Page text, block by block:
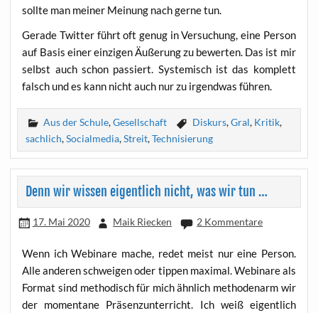
soll­te man mei­ner Mei­nung nach ger­ne tun.
Gera­de Twit­ter führt oft genug in Ver­su­chung, eine Per­son
auf Basis einer ein­zi­gen Äuße­rung zu bewer­ten. Das ist mir
selbst auch schon pas­siert. Sys­te­misch ist das kom­plett
falsch und es kann nicht auch nur zu irgend­was führen.
Aus der Schule,Gesellschaft Diskurs,Gral, Kritik,
sachlich,Socialmedia,Streit,Technisierung
Denn wir wissen eigentlich nicht, was wir tun …
17. Mai 2020 Maik Riecken 2 Kommentare
Wenn ich Web­i­na­re mache, redet meist nur eine Per­son.
Alle ande­ren schwei­gen oder tip­pen maxi­mal. Web­i­na­re als
For­mat sind metho­disch für mich ähn­lich metho­den­arm wir
der momen­ta­ne Prä­senz­un­ter­richt. Ich weiß eigent­lich